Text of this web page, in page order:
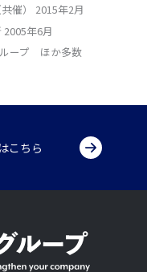
催） 2015年2月
年6月
ループ ほか多数
こちら